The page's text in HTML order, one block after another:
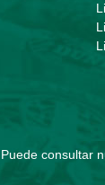
Puede consultar